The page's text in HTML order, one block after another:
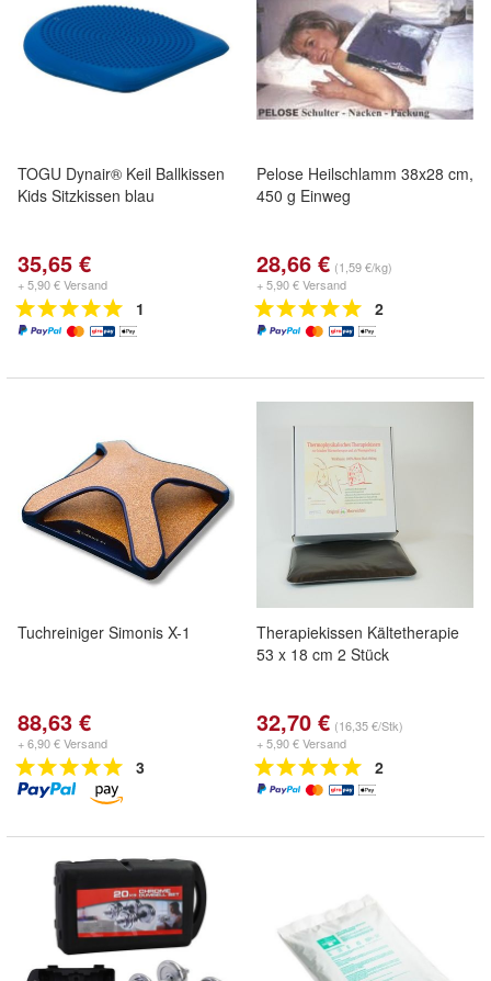
TOGU Dynair® Keil Ballkissen
Kids Sitzkissen blau
35,65 €
+ 5,90 € Versand
1
Pelose Heilschlamm 38x28 cm,
450 g Einweg
28,66 € (1,59 €/kg)
+ 5,90 € Versand
2
Tuchreiniger Simonis X-1
88,63 €
+ 6,90 € Versand
3
Therapiekissen Kältetherapie
53 x 18 cm 2 Stück
32,70 € (16,35 €/Stk)
+ 5,90 € Versand
2